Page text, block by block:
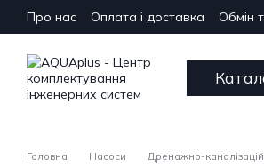
Перейти до основного контенту
Про нас Оплата і доставка Обмін
Головна Насоси Дренажно-